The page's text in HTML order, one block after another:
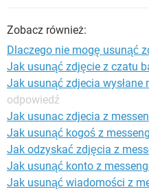
Zobacz również:
Dlaczego nie mogę usunąć
Jak usunąć zdjęcie z czatu
Jak usunąć zdjecia wysłane
odpowiedź
Jak usunac zdjecia z
Jak usunąć kogoś z
Jak odzyskać zdjęcia z
Jak usunąć konto z
Jak usunąć wiadomości z